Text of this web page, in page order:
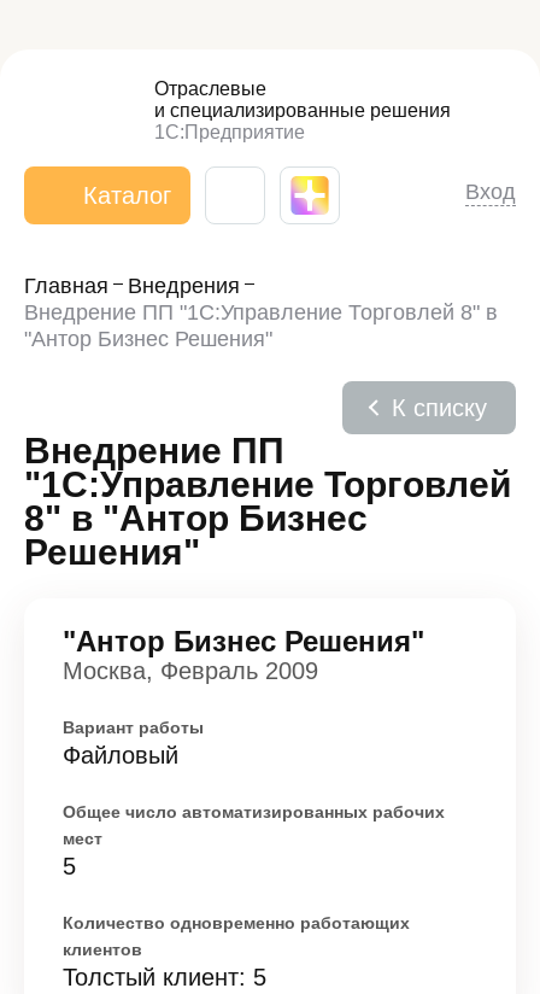
Отраслевые
и специализированные решения
1С:Предприятие
Каталог Вход
Главная
Внедрения
Внедрение ПП "1С:Управление Торговлей 8" в
"Антор Бизнес Решения"
Внедрение ПП
"1С:Управление Торговлей
8" в "Антор Бизнес
Решения"
К списку
"Антор Бизнес Решения"
Москва, Февраль 2009
Вариант работы
Файловый
Общее число автоматизированных рабочих
мест
5
Количество одновременно работающих
клиентов
Толстый клиент: 5